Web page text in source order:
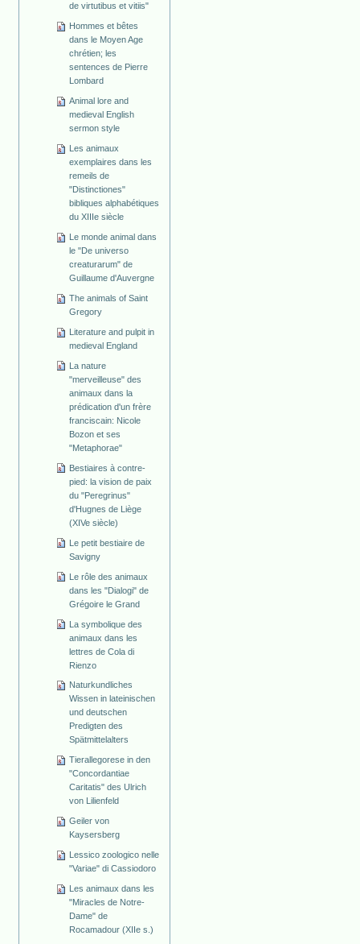
de virtutibus et vitiis"
Hommes et bêtes
dans le Moyen Age
chrétien; les
sentences de Pierre
Lombard
Animal lore and
medieval English
sermon style
Les animaux
exemplaires dans les
remeils de
"Distinctiones"
bibliques alphabétiques
du XIIIe siècle
Le monde animal dans
le "De universo
creaturarum" de
Guillaume d'Auvergne
The animals of Saint
Gregory
Literature and pulpit in
medieval England
La nature
"merveilleuse" des
animaux dans la
prédication d'un frère
franciscain: Nicole
Bozon et ses
"Metaphorae"
Bestiaires à contre-
pied: la vision de paix
du "Peregrinus"
d'Hugnes de Liège
(XIVe siècle)
Le petit bestiaire de
Savigny
Le rôle des animaux
dans les "Dialogi" de
Grégoire le Grand
La symbolique des
animaux dans les
lettres de Cola di
Rienzo
Naturkundliches
Wissen in lateinischen
und deutschen
Predigten des
Spätmittelalters
Tierallegorese in den
"Concordantiae
Caritatis" des Ulrich
von Lilienfeld
Geiler von
Kaysersberg
Lessico zoologico nelle
"Variae" di Cassiodoro
Les animaux dans les
"Miracles de Notre-
Dame" de
Rocamadour (XIIe s.)